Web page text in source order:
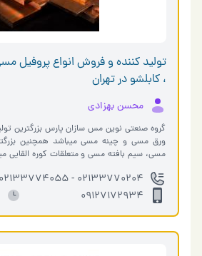
تولید کننده و فروش انواع پروفیل
، کابلشو در تهران
محسن بهزادی
گروه صنعتی نوین مس سازان پارس بزرگترین
ورق مسی و چینه مسی میباشد همچنین
مسی، سیم بافته مسی و متعلقات کوره القایی
02133770204 - 02133774055
09127172934